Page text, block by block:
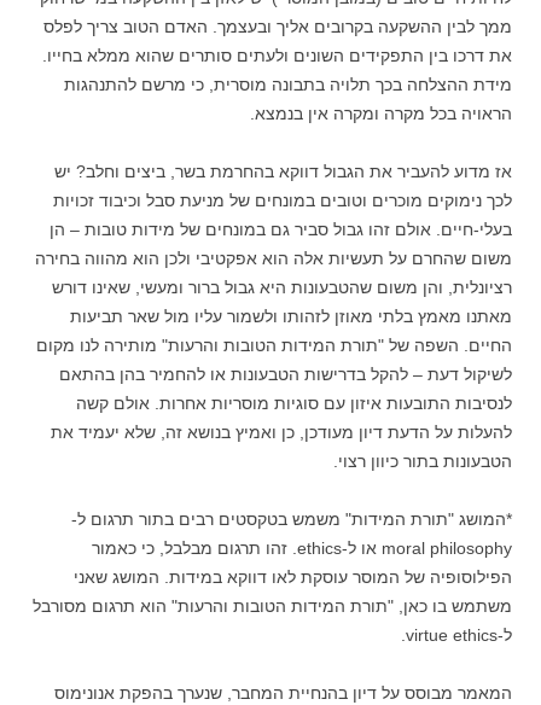
ממך לבין ההשקעה בקרובים אליך ובעצמך. האדם הטוב צריך לפלס
את דרכו בין התפקידים השונים ולעתים סותרים שהוא ממלא בחייו.
מידת ההצלחה בכך תלויה בתבונה מוסרית, כי מרשם להתנהגות
הראויה בכל מקרה ומקרה אין בנמצא.
אז מדוע להעביר את הגבול דווקא בהחרמת בשר, ביצים וחלב? יש
לכך נימוקים מוכרים וטובים במונחים של מניעת סבל וכיבוד זכויות
בעלי-חיים. אולם זהו גבול סביר גם במונחים של מידות טובות – הן
משום שהחרם על תעשיות אלה הוא אפקטיבי ולכן הוא מהווה בחירה
רציונלית, והן משום שהטבעונות היא גבול ברור ומעשי, שאינו דורש
מאתנו מאמץ בלתי מאוזן לזהותו ולשמור עליו מול שאר תביעות
החיים. השפה של "תורת המידות הטובות והרעות" מותירה לנו מקום
לשיקול דעת – להקל בדרישות הטבעונות או להחמיר בהן בהתאם
לנסיבות התובעות איזון עם סוגיות מוסריות אחרות. אולם קשה
להעלות על הדעת דיון מעודכן, כן ואמיץ בנושא זה, שלא יעמיד את
הטבעונות בתור כיוון רצוי.
*המושג "תורת המידות" משמש בטקסטים רבים בתור תרגום ל-
moral philosophy או ל-ethics. זהו תרגום מבלבל, כי כאמור
הפילוסופיה של המוסר עוסקת לאו דווקא במידות. המושג שאני
משתמש בו כאן, "תורת המידות הטובות והרעות" הוא תרגום מסורבל
ל-virtue ethics.
המאמר מבוסס על דיון בהנחיית המחבר, שנערך בהפקת אנונימוס